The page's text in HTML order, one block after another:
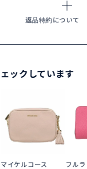
返品特約について
ックしています
マイケルコース
フル